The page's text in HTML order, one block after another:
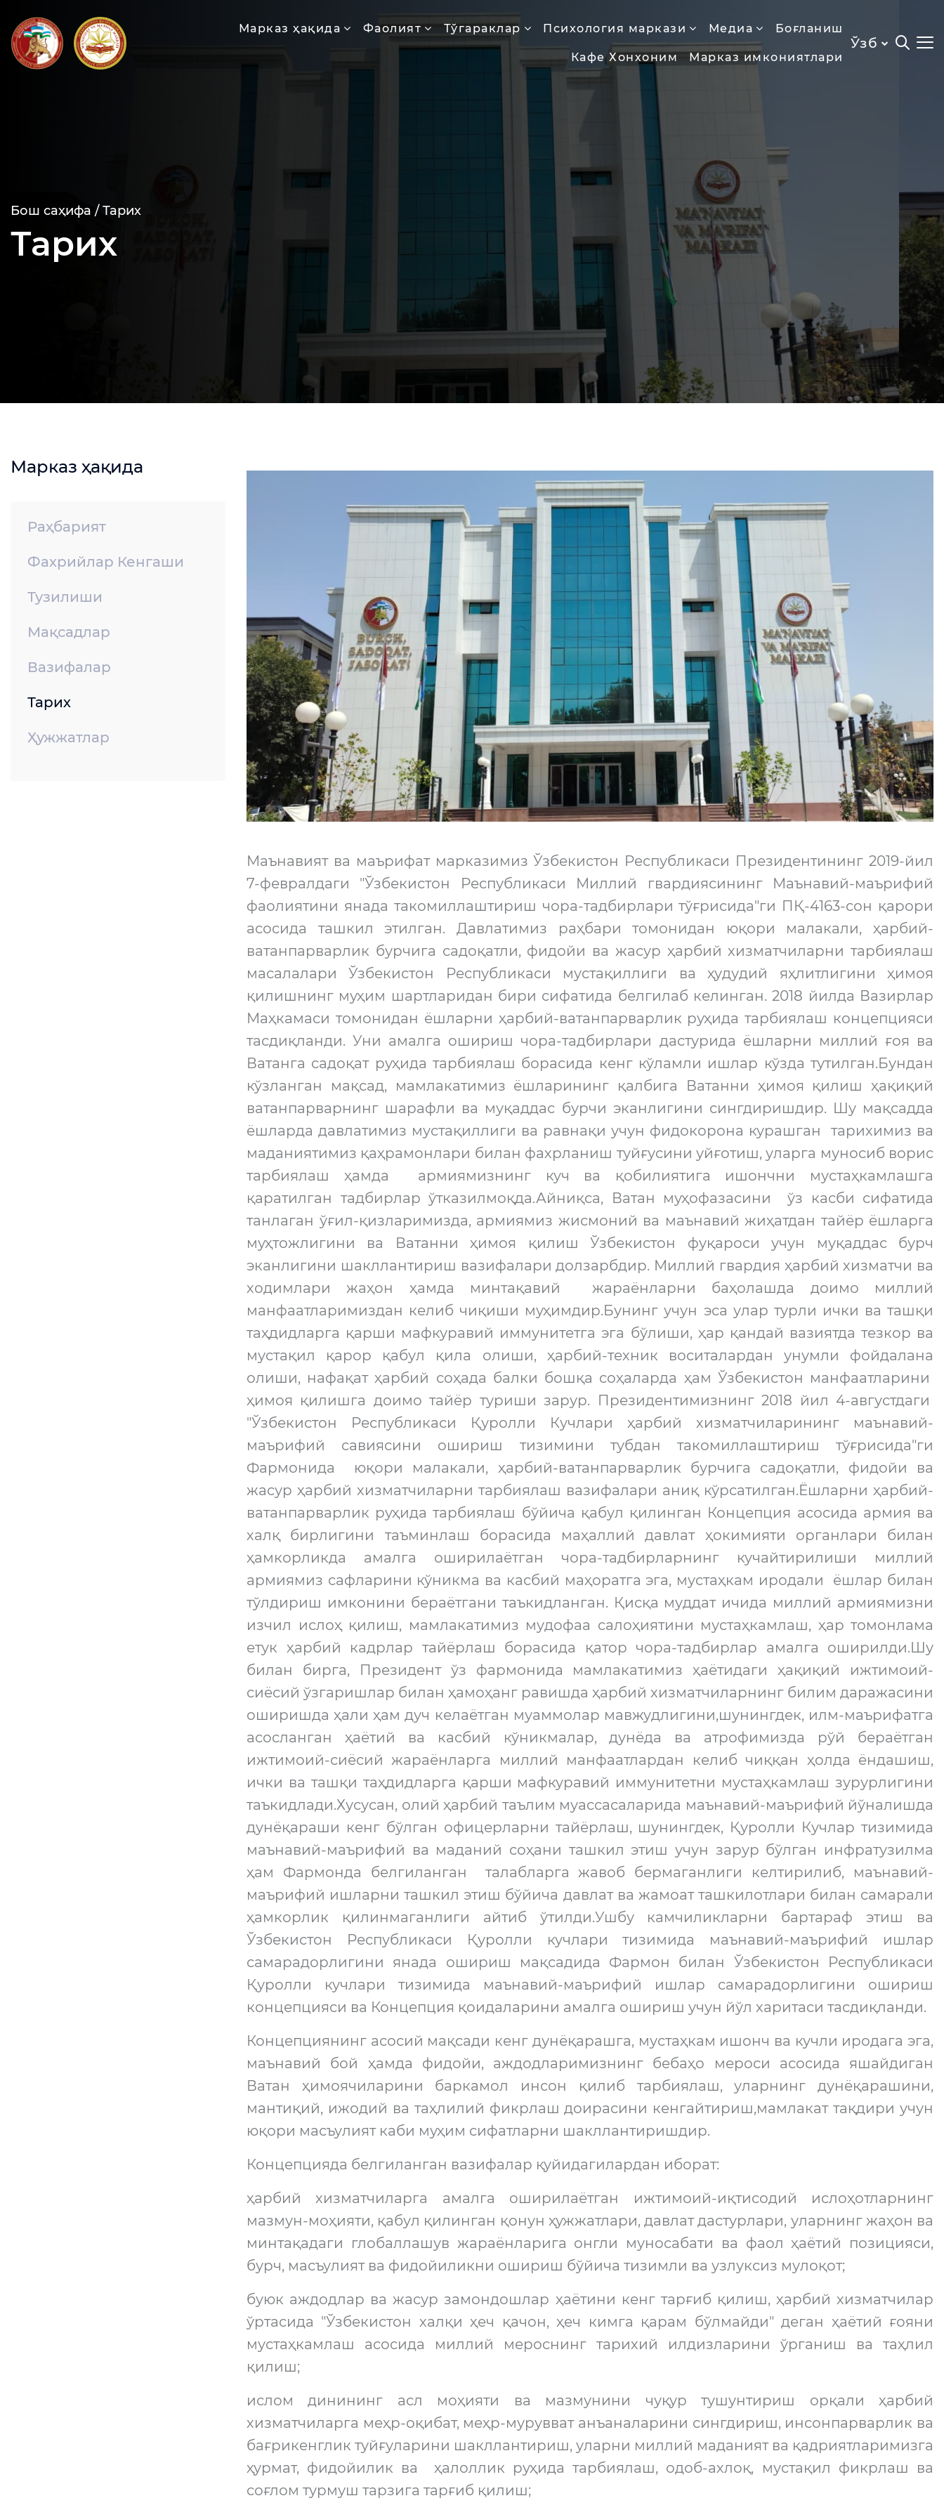
Марказ ҳақида Фаолият Тўгараклар Психология маркази Медиа Боғланиш
Кафе Хонхоним Марказ имкониятлари
Ўзб
Бош саҳифа / Тарих
Тарих
Марказ ҳақида
Раҳбарият
Фахрийлар Кенгаши
Тузилиши
Мақсадлар
Вазифалар
Тарих
Ҳужжатлар
Маънавият ва маърифат марказимиз Ўзбекистон Республикаси Президентининг 2019-йил
7-февралдаги "Ўзбекистон Республикаси Миллий гвардиясининг Маънавий-маърифий
фаолиятини янада такомиллаштириш чора-тадбирлари тўғрисида"ги ПҚ-4163-сон қарори
асосида ташкил этилган. Давлатимиз раҳбари томонидан юқори малакали, ҳарбий-
ватанпарварлик бурчига садоқатли, фидойи ва жасур ҳарбий хизматчиларни тарбиялаш
масалалари Ўзбекистон Республикаси мустақиллиги ва ҳудудий яҳлитлигини ҳимоя
қилишнинг муҳим шартларидан бири сифатида белгилаб келинган. 2018 йилда Вазирлар
Маҳкамаси томонидан ёшларни ҳарбий-ватанпарварлик руҳида тарбиялаш концепцияси
тасдиқланди. Уни амалга ошириш чора-тадбирлари дастурида ёшларни миллий ғоя ва
Ватанга садоқат руҳида тарбиялаш борасида кенг кўламли ишлар кўзда тутилган.Бундан
кўзланган мақсад, мамлакатимиз ёшларининг қалбига Ватанни ҳимоя қилиш ҳақиқий
ватанпарварнинг шарафли ва муқаддас бурчи эканлигини сингдиришдир. Шу мақсадда
ёшларда давлатимиз мустақиллиги ва равнақи учун фидокорона курашган тарихимиз ва
маданиятимиз қаҳрамонлари билан фахрланиш туйғусини уйғотиш, уларга муносиб ворис
тарбиялаш ҳамда армиямизнинг куч ва қобилиятига ишончни мустаҳкамлашга
қаратилган тадбирлар ўтказилмоқда.Айниқса, Ватан муҳофазасини ўз касби сифатида
танлаган ўғил-қизларимизда, армиямиз жисмоний ва маънавий жиҳатдан тайёр ёшларга
муҳтожлигини ва Ватанни ҳимоя қилиш Ўзбекистон фуқароси учун муқаддас бурч
эканлигини шакллантириш вазифалари долзарбдир. Миллий гвардия ҳарбий хизматчи ва
ходимлари жаҳон ҳамда минтақавий жараёнларни баҳолашда доимо миллий
манфаатларимиздан келиб чиқиши муҳимдир.Бунинг учун эса улар турли ички ва ташқи
таҳдидларга қарши мафкуравий иммунитетга эга бўлиши, ҳар қандай вазиятда тезкор ва
мустақил қарор қабул қила олиши, ҳарбий-техник воситалардан унумли фойдалана
олиши, нафақат ҳарбий соҳада балки бошқа соҳаларда ҳам Ўзбекистон манфаатларини
ҳимоя қилишга доимо тайёр туриши зарур. Президентимизнинг 2018 йил 4-августдаги
"Ўзбекистон Республикаси Қуролли Кучлари ҳарбий хизматчиларининг маънавий-
маърифий савиясини ошириш тизимини тубдан такомиллаштириш тўғрисида"ги
Фармонида юқори малакали, ҳарбий-ватанпарварлик бурчига садоқатли, фидойи ва
жасур ҳарбий хизматчиларни тарбиялаш вазифалари аниқ кўрсатилган.Ёшларни ҳарбий-
ватанпарварлик руҳида тарбиялаш бўйича қабул қилинган Концепция асосида армия ва
халқ бирлигини таъминлаш борасида маҳаллий давлат ҳокимияти органлари билан
ҳамкорликда амалга оширилаётган чора-тадбирларнинг кучайтирилиши миллий
армиямиз сафларини кўникма ва касбий маҳоратга эга, мустаҳкам иродали ёшлар билан
тўлдириш имконини бераётгани таъкидланган. Қисқа муддат ичида миллий армиямизни
изчил ислоҳ қилиш, мамлакатимиз мудофаа салоҳиятини мустаҳкамлаш, ҳар томонлама
етук ҳарбий кадрлар тайёрлаш борасида қатор чора-тадбирлар амалга оширилди.Шу
билан бирга, Президент ўз фармонида мамлакатимиз ҳаётидаги ҳақиқий ижтимоий-
сиёсий ўзгаришлар билан ҳамоҳанг равишда ҳарбий хизматчиларнинг билим даражасини
оширишда ҳали ҳам дуч келаётган муаммолар мавжудлигини,шунингдек, илм-маърифатга
асосланган ҳаётий ва касбий кўникмалар, дунёда ва атрофимизда рўй бераётган
ижтимоий-сиёсий жараёнларга миллий манфаатлардан келиб чиққан ҳолда ёндашиш,
ички ва ташқи таҳдидларга қарши мафкуравий иммунитетни мустаҳкамлаш зурурлигини
таъкидлади.Хусусан, олий ҳарбий таълим муассасаларида маънавий-маърифий йўналишда
дунёқараши кенг бўлган офицерларни тайёрлаш, шунингдек, Қуролли Кучлар тизимида
маънавий-маърифий ва маданий соҳани ташкил этиш учун зарур бўлган инфратузилма
ҳам Фармонда белгиланган талабларга жавоб бермаганлиги келтирилиб, маънавий-
маърифий ишларни ташкил этиш бўйича давлат ва жамоат ташкилотлари билан самарали
ҳамкорлик қилинмаганлиги айтиб ўтилди.Ушбу камчиликларни бартараф этиш ва
Ўзбекистон Республикаси Қуролли кучлари тизимида маънавий-маърифий ишлар
самарадорлигини янада ошириш мақсадида Фармон билан Ўзбекистон Республикаси
Қуролли кучлари тизимида маънавий-маърифий ишлар самарадорлигини ошириш
концепцияси ва Концепция қоидаларини амалга ошириш учун йўл харитаси тасдиқланди.
Концепциянинг асосий мақсади кенг дунёқарашга, мустаҳкам ишонч ва кучли иродага эга,
маънавий бой ҳамда фидойи, аждодларимизнинг бебаҳо мероси асосида яшайдиган
Ватан ҳимоячиларини баркамол инсон қилиб тарбиялаш, уларнинг дунёқарашини,
мантиқий, ижодий ва таҳлилий фикрлаш доирасини кенгайтириш,мамлакат тақдири учун
юқори масъулият каби муҳим сифатларни шакллантиришдир.
Концепцияда белгиланган вазифалар қуйидагилардан иборат:
ҳарбий хизматчиларга амалга оширилаётган ижтимоий-иқтисодий ислоҳотларнинг
мазмун-моҳияти, қабул қилинган қонун ҳужжатлари, давлат дастурлари, уларнинг жаҳон ва
минтақадаги глобаллашув жараёнларига онгли муносабати ва фаол ҳаётий позицияси,
бурч, масъулият ва фидойиликни ошириш бўйича тизимли ва узлуксиз мулоқот;
буюк аждодлар ва жасур замондошлар ҳаётини кенг тарғиб қилиш, ҳарбий хизматчилар
ўртасида "Ўзбекистон халқи ҳеч қачон, ҳеч кимга қарам бўлмайди" деган ҳаётий ғояни
мустаҳкамлаш асосида миллий мероснинг тарихий илдизларини ўрганиш ва таҳлил
қилиш;
ислом динининг асл моҳияти ва мазмунини чуқур тушунтириш орқали ҳарбий
хизматчиларга меҳр-оқибат, меҳр-мурувват анъаналарини сингдириш, инсонпарварлик ва
бағрикенглик туйғуларини шакллантириш, уларни миллий маданият ва қадриятларимизга
ҳурмат, фидойилик ва ҳалоллик руҳида тарбиялаш, одоб-ахлоқ, мустақил фикрлаш ва
соғлом турмуш тарзига тарғиб қилиш;